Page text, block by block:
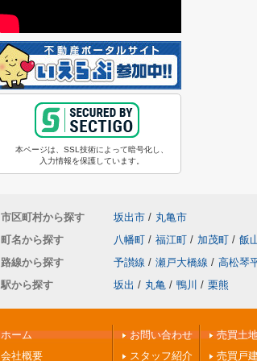
本ページは、SSL技術によって暗号化し、
入力情報を保護しています。
市区町村から探す 坂出市 / 丸亀市
町名から探す
八幡町 / 福江町 / 加茂町 / 飯
路線から探す
予讃線 / 瀬戸大橋線 / 高松琴
駅から探す
坂出 / 丸亀 / 鴨川 / 栗熊
ホーム
会社概要
お問い合わせ
スタッフ紹介
売買土
売買戸建